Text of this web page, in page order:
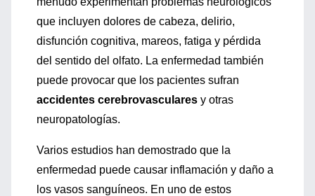
que incluyen dolores de cabeza, delirio,
disfunción cognitiva, mareos, fatiga y pérdida
del sentido del olfato. La enfermedad también
puede provocar que los pacientes sufran
accidentes cerebrovasculares y otras
neuropatologías.
Varios estudios han demostrado que la
enfermedad puede causar inflamación y daño a
los vasos sanguíneos. En uno de estos